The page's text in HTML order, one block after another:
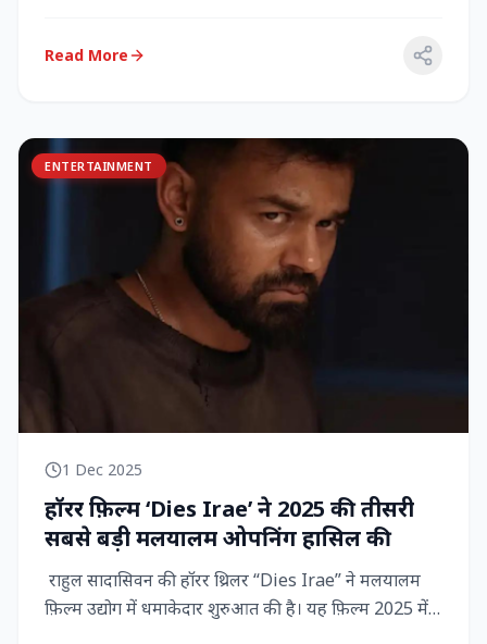
Read More
ENTERTAINMENT
1 Dec 2025
हॉरर फ़िल्म ‘Dies Irae’ ने 2025 की तीसरी
सबसे बड़ी मलयालम ओपनिंग हासिल की
राहुल सादासिवन की हॉरर थ्रिलर “Dies Irae” ने मलयालम
फ़िल्म उद्योग में धमाकेदार शुरुआत की है। यह फ़िल्म 2025 में